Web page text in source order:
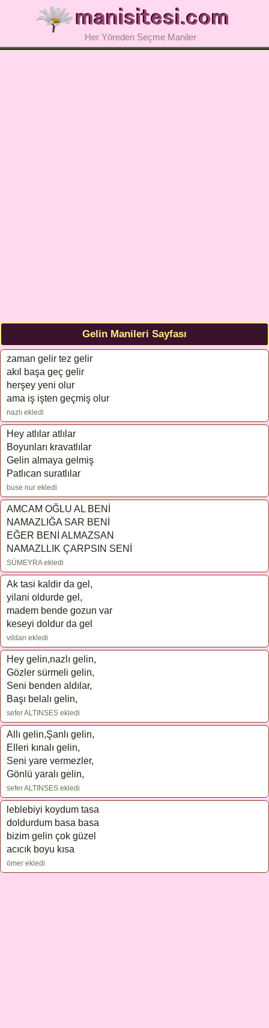
Her Yöreden Seçme Maniler
Gelin Manileri Sayfası
zaman gelir tez gelir
akıl başa geç gelir
herşey yeni olur
ama iş işten geçmiş olur
nazlı ekledi
Hey atlılar atlılar
Boyunları kravatlılar
Gelin almaya gelmiş
Patlıcan suratlılar
buse nur ekledi
AMCAM OĞLU AL BENİ
NAMAZLIĞA SAR BENİ
EĞER BENİ ALMAZSAN
NAMAZLLIK ÇARPSIN SENİ
SÜMEYRA ekledi
Ak tasi kaldir da gel,
yilani oldurde gel,
madem bende gozun var
keseyi doldur da gel
vildan ekledi
Hey gelin,nazlı gelin,
Gözler sürmeli gelin,
Seni benden aldılar,
Başı belalı gelin,
sefer ALTINSES ekledi
Allı gelin,Şanlı gelin,
Elleri kınalı gelin,
Seni yare vermezler,
Gönlü yaralı gelin,
sefer ALTINSES ekledi
leblebiyi koydum tasa
doldurdum basa basa
bizim gelin çok güzel
acıcık boyu kısa
ömer ekledi